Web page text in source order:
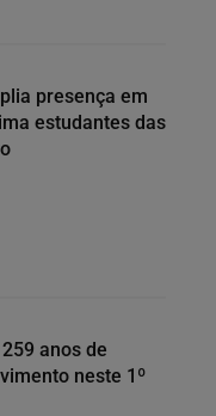
presença em
anos de
neste 1º